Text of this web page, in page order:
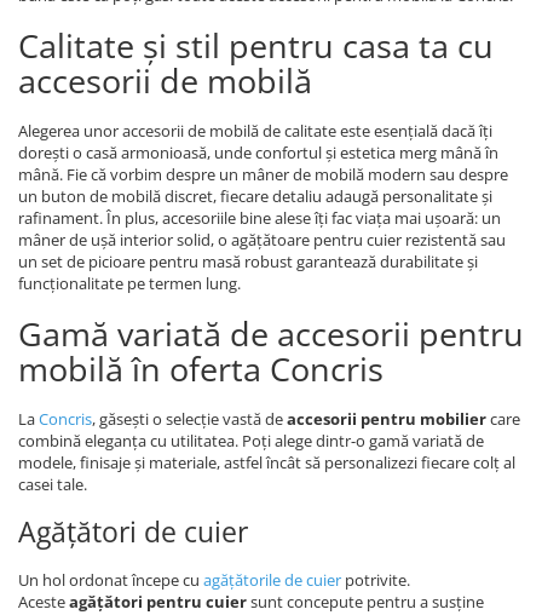
Calitate și stil pentru casa ta cu
accesorii de mobilă
Alegerea unor accesorii de mobilă de calitate este esențială dacă îți
dorești o casă armonioasă, unde confortul și estetica merg mână în
mână. Fie că vorbim despre un mâner de mobilă modern sau despre
un buton de mobilă discret, fiecare detaliu adaugă personalitate și
rafinament. În plus, accesoriile bine alese îți fac viața mai ușoară: un
mâner de ușă interior solid, o agățătoare pentru cuier rezistentă sau
un set de picioare pentru masă robust garantează durabilitate și
funcționalitate pe termen lung.
Gamă variată de accesorii pentru
mobilă în oferta Concris
LaConcris, găsești o selecție vastă deaccesorii pentru mobiliercare
combină eleganța cu utilitatea. Poți alege dintr-o gamă variată de
modele, finisaje și materiale, astfel încât să personalizezi fiecare colț al
casei tale.
Agățători de cuier
Un hol ordonat începe cu agățătorile de cuier potrivite.
Acesteagățători pentru cuiersunt concepute pentru a susține